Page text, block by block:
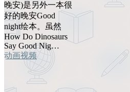
晚安)是另外一本很
好的晚安Good
night绘本。虽然
How Do Dinosaurs
Say Good Nig…
动画视频